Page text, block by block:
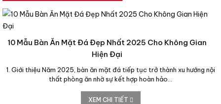
10 Mẫu Bàn Ăn Mặt Đá Đẹp Nhất 2025 Cho Không Gian
Hiện Đại
1. Giới thiệu Năm 2025, bàn ăn mặt đá tiếp tục trở thành xu hướng nội
thất phòng ăn nhờ sự kết hợp hoàn hảo…
XEM CHI TIẾT